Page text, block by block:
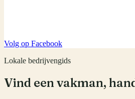
Volg op Facebook
Lokale bedrijvengids
Vind een vakman,